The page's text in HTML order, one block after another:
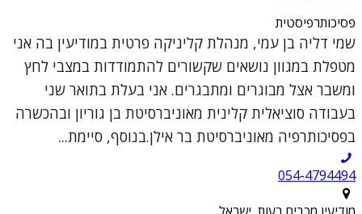
פסיכותרפיסטית
שמי דליה בן עמי, מנהלת קליניקה פרטית במודיעין בה אני
מטפלת במגוון נושאים שקשורים להתמודדות במצבי לחץ
ומשבר אצל מבוגרים ומתבגרים. אני בעלת בתואר שני
בעבודה סוציאלית קלינית מאוניברסיטת בן גוריון ובהכשרה
בפסיכותרפיה מאוניברסיטת בר אילן.בנוסף, סיימת...
054-4794494